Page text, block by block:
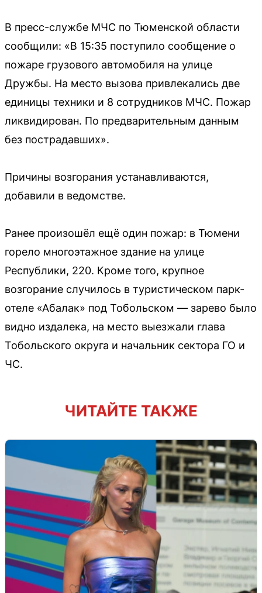
В пресс-службе МЧС по Тюменской области
сообщили: «В 15:35 поступило сообщение о
пожаре грузового автомобиля на улице
Дружбы. На место вызова привлекались две
единицы техники и 8 сотрудников МЧС. Пожар
ликвидирован. По предварительным данным
без пострадавших».
Причины возгорания устанавливаются,
добавили в ведомстве.
Ранее произошёл ещё один пожар: в Тюмени
горело многоэтажное здание на улице
Республики, 220. Кроме того, крупное
возгорание случилось в туристическом парк-
отеле «Абалак» под Тобольском — зарево было
видно издалека, на место выезжали глава
Тобольского округа и начальник сектора ГО и
ЧС.
ЧИТАЙТЕ ТАКЖЕ